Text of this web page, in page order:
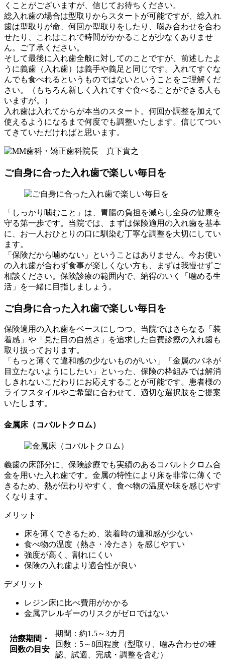
くことがございますが、信じてお待ちください。
総入れ歯の場合は型取りからスタートが可能ですが、総入れ
歯は型取りが命、何回か型取りをしたり、噛み合わせを合わ
せたり、これはこれで時間がかかることが少なくありませ
ん。ご了承ください。
そして最後に入れ歯全般に対してのことですが、前述したよ
うに義歯（入れ歯）は義手や義足と同じです。入れてすぐな
んでも食べれるというものではないということをご理解くだ
さい。（もちろん新しく入れてすぐ食べることができる人も
いますが。）
入れ歯は入れてからが本当のスタート。何回か調整を加えて
使えるようになるまで何度でも調整いたします。信じてつい
てきていただければと思います。
ご自身に合った入れ歯で楽しい毎日を
「しっかり噛むこと」は、胃腸の負担を減らし全身の健康を
守る第一歩です。当院では、まずは保険適用の入れ歯を基本
に、お一人おひとりの口に馴染む丁寧な調整を大切にしてい
ます。
「保険だから噛めない」ということはありません。今お使い
の入れ歯が合わず食事が楽しくない方も、まずは我慢せずご
相談ください。保険診療の範囲内で、納得のいく「噛める生
活」を一緒に目指しましょう。
ご自身に合った入れ歯で楽しい毎日を
保険適用の入れ歯をベースにしつつ、当院ではさらなる「装
着感」や「見た目の自然さ」を追求した自費診療の入れ歯も
取り扱っております。
「もっと薄くて違和感の少ないものがいい」「金属のバネが
目立たないようにしたい」といった、保険の枠組みでは解消
しきれないこだわりにお応えすることが可能です。患者様の
ライフスタイルやご希望に合わせて、適切な選択肢をご提案
いたします。
金属床（コバルトクロム）
義歯の床部分に、保険診療でも実績のあるコバルトクロム合
金を用いた入れ歯です。金属の特性により床を非常に薄くで
きるため、熱が伝わりやすく、食べ物の温度や味を感じやす
くなります。
メリット
床を薄くできるため、装着時の違和感が少ない
食べ物の温度（熱さ・冷たさ）を感じやすい
強度が高く、割れにくい
保険の入れ歯より適合性が良い
デメリット
レジン床に比べ費用がかかる
金属アレルギーのリスクがゼロではない
治療期間・
回数の目安
期間：約1.5～3カ月
回数：5～8回程度（型取り、噛み合わせの確
認、試適、完成・調整を含む）